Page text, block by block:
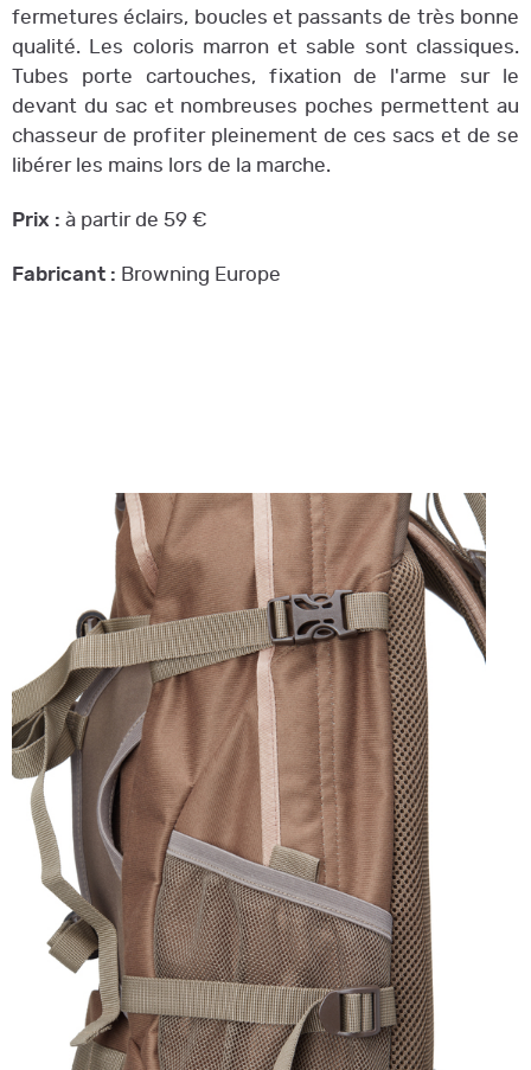
fermetures éclairs, boucles et passants de très bonne
qualité. Les coloris marron et sable sont classiques.
Tubes porte cartouches, fixation de l'arme sur le
devant du sac et nombreuses poches permettent au
chasseur de profiter pleinement de ces sacs et de se
libérer les mains lors de la marche.
Prix : à partir de 59 €
Fabricant : Browning Europe